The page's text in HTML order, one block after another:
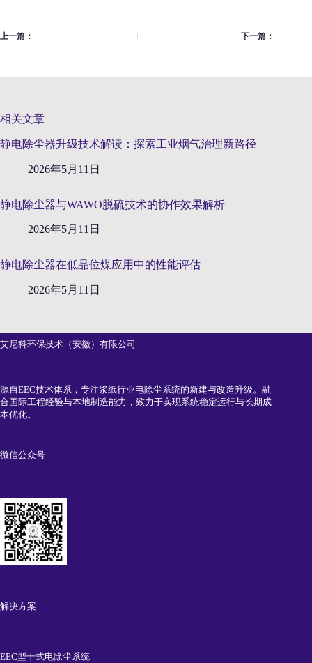
上一篇： 下一篇：
相关文章
静电除尘器升级技术解读：探索工业烟气治理新路径
2026年5月11日
静电除尘器与WAWO脱硫技术的协作效果解析
2026年5月11日
静电除尘器在低品位煤应用中的性能评估
2026年5月11日
艾尼科环保技术（安徽）有限公司
源自EEC技术体系，专注浆纸行业电除尘系统的新建与改造升级。融
合国际工程经验与本地制造能力，致力于实现系统稳定运行与长期成
本优化。
微信公众号
解决方案
EEC型干式电除尘系统